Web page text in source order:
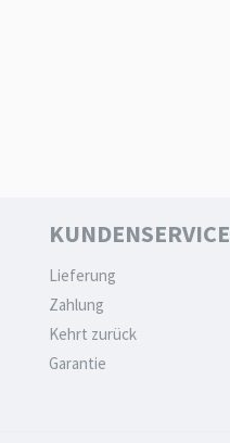
KUNDENSERVICE
Lieferung
Zahlung
Kehrt zurück
Garantie